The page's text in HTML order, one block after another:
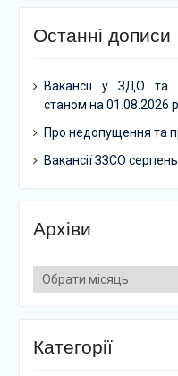
Останні дописи
Вакансії у ЗДО та
станом на 01.08.2026 р.
Про недопущення та
Вакансії ЗЗСО
Архіви
Архіви
Категорії